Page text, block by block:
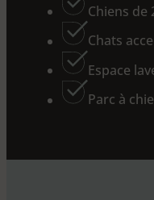
Chiens de
Chats
Espace
Parc à